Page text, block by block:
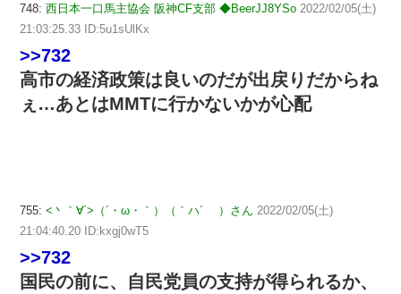
748: 西日本一口馬主協会 阪神CF支部 ◆BeerJJ8YSo 2022/02/05(土)
21:03:25.33 ID:5u1sUlKx
>>732
高市の経済政策は良いのだが出戻りだからね
ぇ…あとはMMTに行かないかが心配
755: <丶｀∀´>（´・ω・｀）（｀ハ´ ）さん 2022/02/05(土)
21:04:40.20 ID:kxgj0wT5
>>732
国民の前に、自民党員の支持が得られるか、